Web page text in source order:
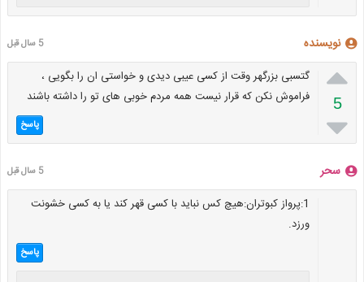
نویسنده 5 سال قبل

5

گتسبی بزرگهر وقت از کسی عیبی دیدی و خواستی ان را بگویی ،
فراموش نکن که قرار نیست همه مردم خوبی های تو را داشته باشند
پاسخ
سحر 5 سال قبل
1:پرواز کبوتران:هیچ کس نباید با کسی قهر کند یا به کسی خشونت
ورزد.
پاسخ